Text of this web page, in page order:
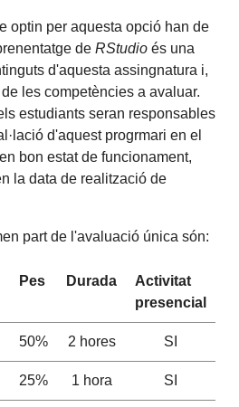
optin per aquesta opció han de
deRStudio és una
d'aquesta assingnatura i,
les competències a avaluar.
estudiants seran responsables
d'aquest progrmari en el
bon estat de funcionament,
la data de realització de
part de l'avaluació única són:
Pes Durada
Activitat
presencial
50% 2 hores SI
25% 1 hora SI